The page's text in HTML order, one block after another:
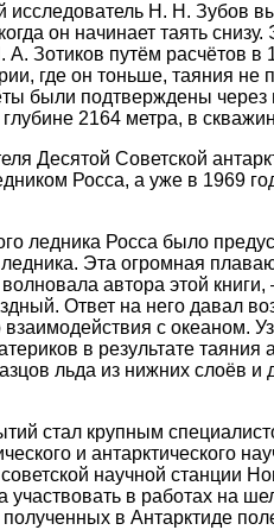
исследователь Н. Н.
он начинает таять
путём расчётов в
где он тоньше, таяния
были подтверждены
2164 метра, в
Десятой Советской
Росса, а уже в 1969
ледника Росса было
Эта огромная
автора этой
Ответ на него
взаимодействия с
в результате
льда из нижних слоёв
стал крупным
и антарктического
научной станции
в работах на
в Антарктиде